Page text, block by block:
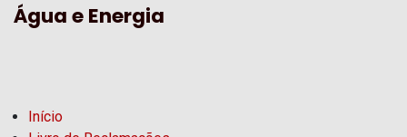
Água e Energia
Início